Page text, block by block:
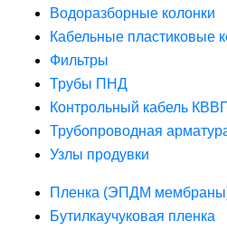
Водоразборные колонки
Кабельные пластиковые
Фильтры
Трубы ПНД
Контрольный кабель КВВГ
Трубопроводная
Узлы продувки
Пленка (ЭПДМ
Бутилкаучуковая пленка